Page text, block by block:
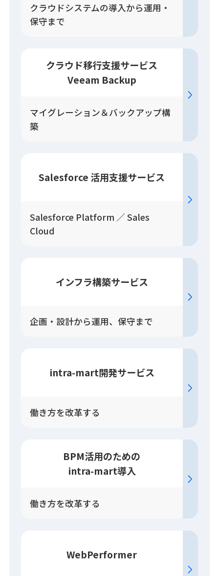
クラウドシステムの導入から運用・
保守まで
クラウド移行支援サービス
Veeam Backup
マイグレーション＆バックアップ構
築
Salesforce 活用支援サービス
Salesforce Platform ／ Sales
Cloud
インフラ構築サービス
企画・設計から運用、保守まで
intra-mart開発サービス
働き方を改革する
BPM活用のための
intra-mart導入
働き方を改革する
WebPerformer